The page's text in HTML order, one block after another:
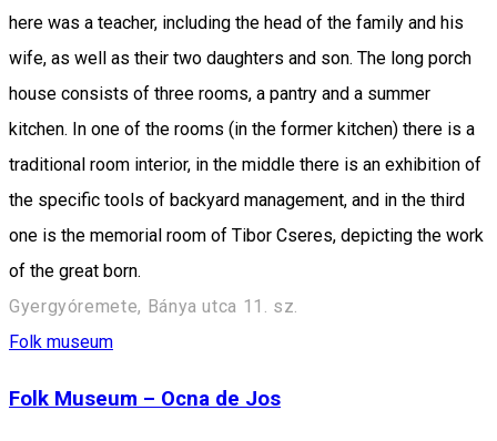
here was a teacher, including the head of the family and his
wife, as well as their two daughters and son. The long porch
house consists of three rooms, a pantry and a summer
kitchen. In one of the rooms (in the former kitchen) there is a
traditional room interior, in the middle there is an exhibition of
the specific tools of backyard management, and in the third
one is the memorial room of Tibor Cseres, depicting the work
of the great born.
Gyergyóremete, Bánya utca 11. sz.
Folk museum
Folk Museum – Ocna de Jos